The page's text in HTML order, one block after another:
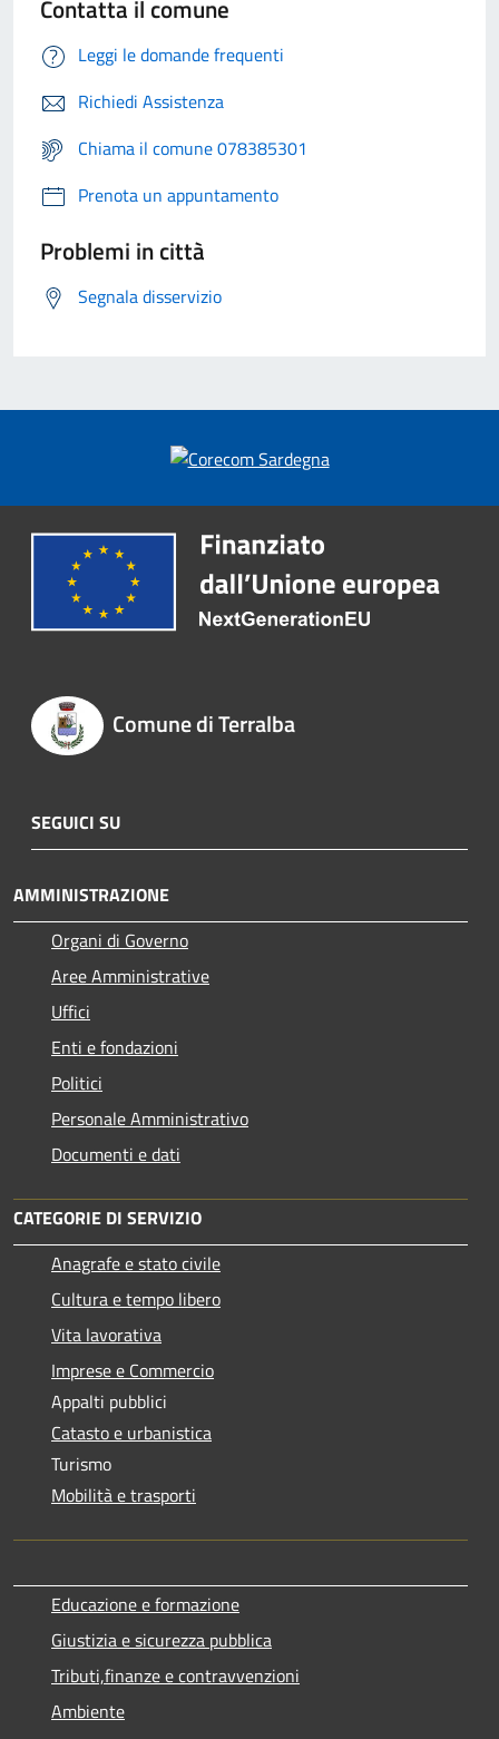
Contatta il comune
Leggi le domande frequenti
Richiedi Assistenza
Chiama il comune 078385301
Prenota un appuntamento
Problemi in città
Segnala disservizio
Comune di Terralba
SEGUICI SU
AMMINISTRAZIONE
Organi di Governo
Aree Amministrative
Uffici
Enti e fondazioni
Politici
Personale Amministrativo
Documenti e dati
CATEGORIE DI SERVIZIO
Anagrafe e stato civile
Cultura e tempo libero
Vita lavorativa
Imprese e Commercio
Appalti pubblici
Catasto e urbanistica
Turismo
Mobilità e trasporti
Educazione e formazione
Giustizia e sicurezza pubblica
Tributi,finanze e contravvenzioni
Ambiente